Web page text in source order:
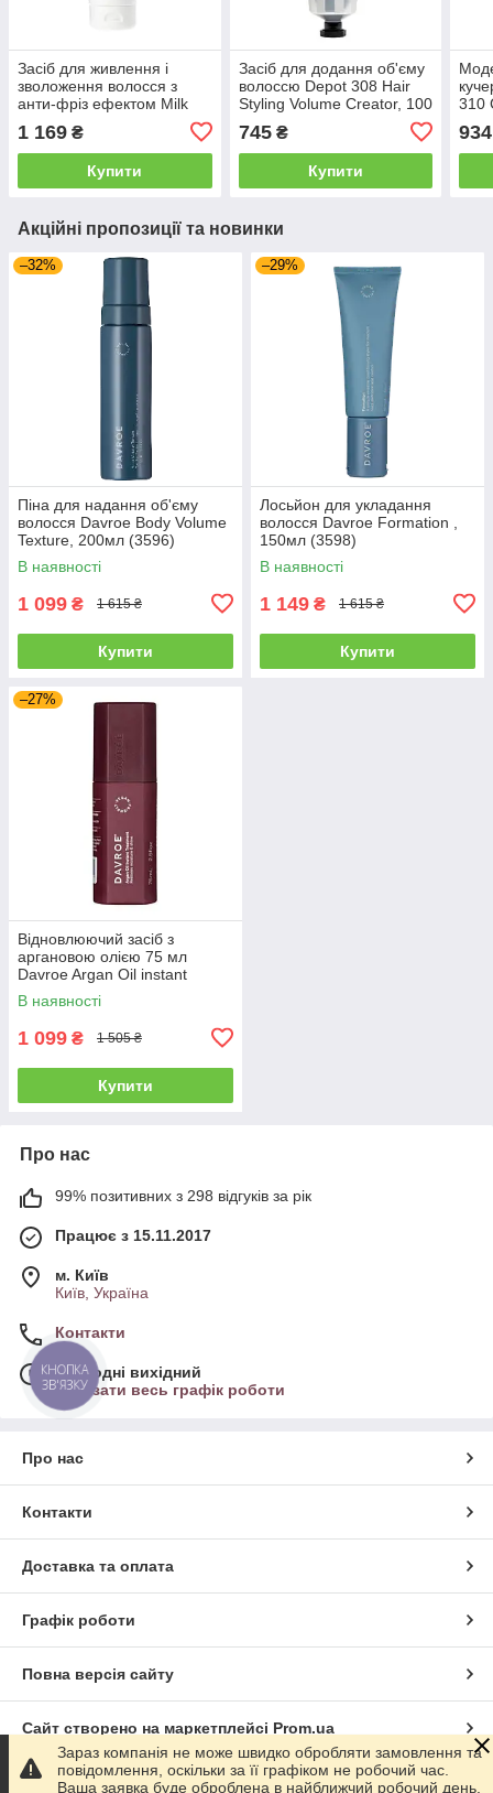
Засіб для живлення і
зволоження волосся з
анти-фріз ефектом Milk
Treatment, 200 мл
(8032274106210)
1 169 ₴
Купити
Засіб для додання об'єму
волоссю Depot 308 Hair
Styling Volume Creator, 100
745₴
Купити
310
934
Акційні пропозиції та новинки
–32%
Піна для надання об'єму
волосся Davroe Body Volume
Texture, 200мл (3596)
В наявності
1 099 ₴ 1 615 ₴
Купити
–29%
Лосьйон для укладання
волосся Davroe Formation ,
150мл (3598)
В наявності
1 149 ₴ 1 615 ₴
Купити
–27%
Відновлюючий засіб з
аргановою олією 75 мл
Davroe Argan Oil instant
treatment (3576)
В наявності
1 099 ₴ 1 505 ₴
Купити
Про нас
99% позитивних з 298 відгуків за рік
Працює з 15.11.2017
м. Київ
Київ, Україна
Контакти
Сьогодні вихідний
Показати весь графік роботи
Про нас
Контакти
Доставка та оплата
Графік роботи
Повна версія сайту
Сайт створено на маркетплейсі Prom.ua
Політика конфіденційності
Зараз компанія не може швидко обробляти замовлення та
повідомлення, оскільки за її графіком не робочий час.
Ваша заявка буде оброблена в найближчий робочий день.
КНОПКА
ЗВ'ЯЗКУ